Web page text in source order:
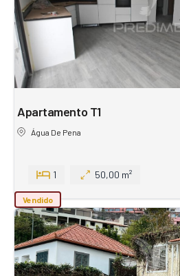
Apartamento T1
Água De Pena
1 50,00 m²
Vendido